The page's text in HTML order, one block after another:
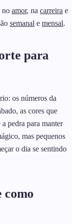
no amor, na carreira e
semanal e mensal.
para
os números da
as cores que
pedra para manter
mas pequenos
o dia se sentindo
como